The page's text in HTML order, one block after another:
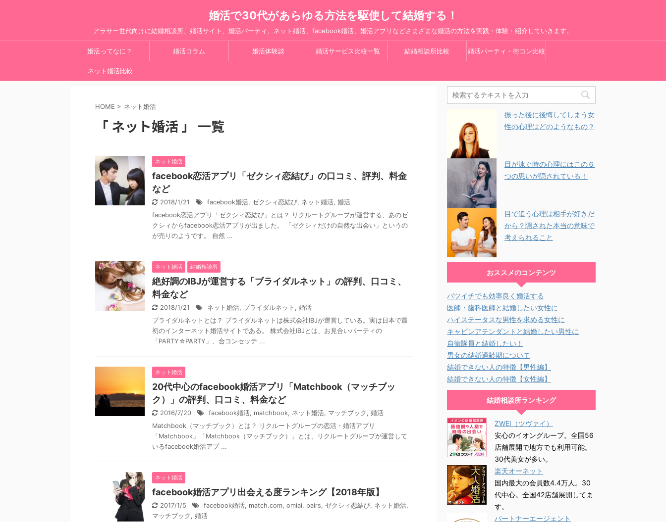
婚活で30代があらゆる方法を駆使して結婚する！
アラサー世代向けに結婚相談所、婚活サイト、婚活パーティ、ネット婚活、facebook婚活、婚活アプリなどさまざまな婚活の方法を実践・体験・紹介していきます。
婚活ってなに？ 婚活コラム 婚活体験談 婚活サービス比較一覧 結婚相談所比較 婚活パーティ・街コン比較
ネット婚活比較
HOME > ネット婚活
「 ネット婚活 」 一覧
ネット婚活
facebook恋活アプリ「ゼクシィ恋結び」の口コミ、評判、料金
など
2018/1/21 facebook婚活, ゼクシィ恋結び, ネット婚活, 婚活
facebook恋活アプリ「ゼクシィ恋結び」とは？ リクルートグループが運営する、あのゼ
クシィからfacebook恋活アプリが出ました。 「ゼクシィだけの自然な出会い」というの
が売りのようです。 自然 ...
ネット婚活 結婚相談所
絶好調のIBJが運営する「ブライダルネット」の評判、口コミ、
料金など
2018/1/21 ネット婚活, ブライダルネット , 婚活
ブライダルネットとは？ ブライダルネットは株式会社IBJが運営している。実は日本で最
初のインターネット婚活サイトである。 株式会社IBJとは、お見合いパーティの
「PARTY☆PARTY」、合コンセッテ ...
ネット婚活
20代中心のfacebook婚活アプリ「Matchbook（マッチブッ
ク）」の評判、口コミ、料金など
2016/7/20 facebook婚活, matchbook, ネット婚活, マッチブック , 婚活
Matchbook（マッチブック）とは？ リクルートグループの恋活・婚活アプリ
「Matchbook」「Matchbook（マッチブック）」とは、リクルートグループが運営して
いるfacebook婚活アプ ...
ネット婚活
facebook婚活アプリ出会える度ランキング【2018年版】
2017/1/5 facebook婚活, match.com, omiai, pairs, ゼクシィ恋結び, ネット婚活,
マッチブック , 婚活
振った後に後悔してしまう女
性の心理はどのようなもの？
目が泳ぐ時の心理にはこの６
つの思いが隠されている！
目で追う心理は相手が好きだ
から？隠された本当の意味で
考えられること
おススメのコンテンツ
バツイチでも効率良く婚活する
医師・歯科医師と結婚したい女性に
ハイステータスな男性を求める女性に
キャビンアテンダントと結婚したい男性に
自衛隊員と結婚したい！
男女の結婚適齢期について
結婚できない人の特徴【男性編】
結婚できない人の特徴【女性編】
結婚相談所ランキング
ZWEI（ツヴァイ）
安心のイオングループ。全国56
店舗展開で地方でも利用可能。
30代美女が多い。
楽天オーネット
国内最大の会員数4.4万人。30
代中心。全国42店舗展開してま
す。
パートナーエージェント